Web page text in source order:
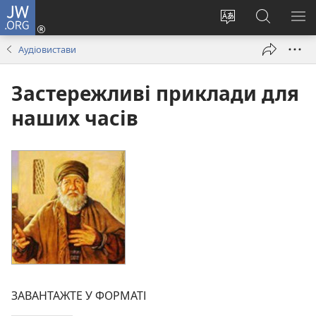
JW.ORG
Змінити
Увійти
(відкривається
Пошук
на
сайті
Аудіовистави
Застережливі приклади для
наших часів
ЗАВАНТАЖТЕ У ФОРМАТІ